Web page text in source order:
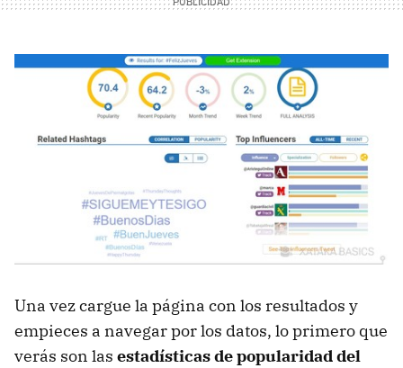
Una vez cargue la página con los resultados y
empieces a navegar por los datos, lo primero que
verás son las estadísticas de popularidad del